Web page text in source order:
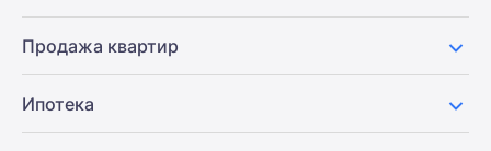
Продажа квартир
Ипотека